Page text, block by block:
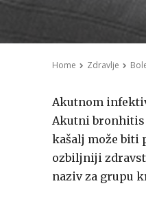
Home Zdravlje
Akutnom
Akutni bronhitis
kašalj može biti
ozbiljniji
naziv za grupu